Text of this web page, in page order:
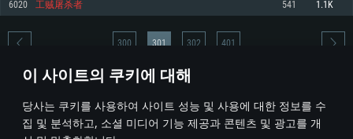
이 사이트의 쿠키에 대해
당사는 쿠키를 사용하여 사이트 성능 및 사용에 대한 정보를 수
집 및 분석하고, 소셜 미디어 기능 제공과 콘텐츠 및 광고를 개
570 혹은 그 이상
여유 저장 공간: 62.2 GB (전체 클라이언트)
네트워크: 브로드밴드 인터넷
여유 저장 공간: 62.2 GB (전체 클라이언트)
그래픽 카드: Vulkan 을 지원하고, 최신 그래픽 드라이버를 지원하는 NVIDIA
1060 (6개월 미만) 혹은 그와 동급의 성능을 가지며 최신 그래픽 드라이버를
지원하는 AMD RX 570 (6개월 미만; 최소사양 지원 해상도 720p) 이상
여유 저장 공간: 62.2 GB (전체 클라이언트)
6020 工贼屠杀者 541 1.1K
* 순위표는 매일 1회 갱신됩니다
300 301 302 401